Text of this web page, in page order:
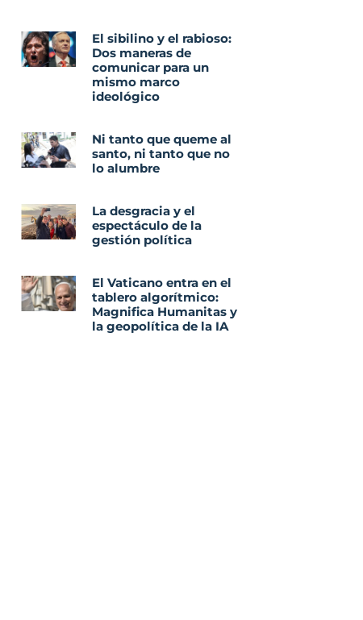
El sibilino y el rabioso:
Dos maneras de
comunicar para un
mismo marco
ideológico
Ni tanto que queme al
santo, ni tanto que no
lo alumbre
La desgracia y el
espectáculo de la
gestión política
El Vaticano entra en el
tablero algorítmico:
Magnifica Humanitas y
la geopolítica de la IA